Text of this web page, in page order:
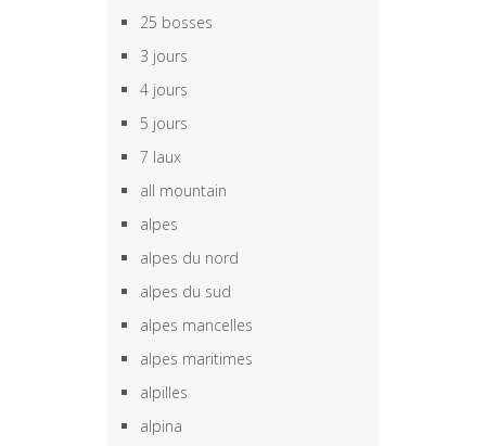
25 bosses
3 jours
4 jours
5 jours
7 laux
all mountain
alpes
alpes du nord
alpes du sud
alpes mancelles
alpes maritimes
alpilles
alpina